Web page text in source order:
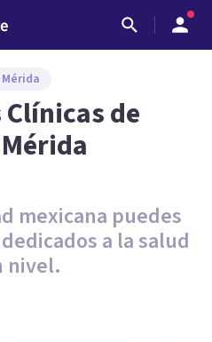
de
mexicana puedes
a la salud
nivel.